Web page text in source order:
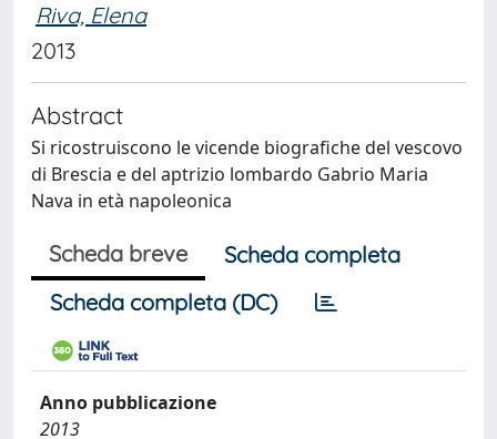
Riva, Elena
2013
Abstract
Si ricostruiscono le vicende biografiche del vescovo
di Brescia e del aptrizio lombardo Gabrio Maria
Nava in età napoleonica
Scheda breve
Scheda completa
Scheda completa (DC)
Anno pubblicazione
2013